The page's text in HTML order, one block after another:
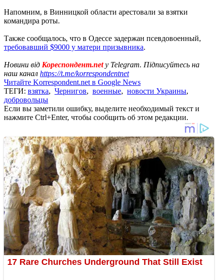
Напомним, в Винницкой области арестовали за взятки
командира роты.
Также сообщалось, что в Одессе задержан псевдовоенный,
требовавший $9000 у матери призывника.
Новини від Кореспондент.netу Telegram. Підписуйтесь на
наш канал https://t.me/korrespondentnet
Читайте Korrespondent.net в Google News
ТЕГИ: взятка, Чернигов, военные, новости Украины,
добровольцы
Если вы заметили ошибку, выделите необходимый текст и
нажмите Ctrl+Enter, чтобы сообщить об этом редакции.